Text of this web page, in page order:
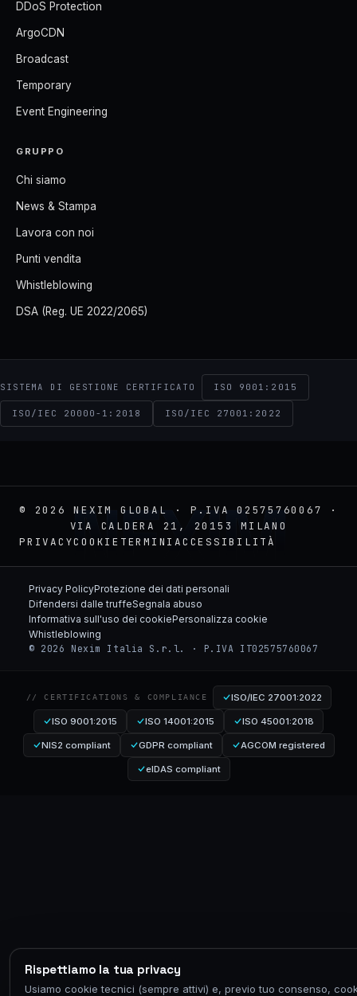
DDoS Protection
ArgoCDN
Broadcast
Temporary
Event Engineering
GRUPPO
Chi siamo
News & Stampa
Lavora con noi
Punti vendita
Whistleblowing
DSA (Reg. UE 2022/2065)
SISTEMA DI GESTIONE CERTIFICATO ISO 9001:2015
ISO/IEC 20000-1:2018 ISO/IEC 27001:2022
© 2026 NEXIM GLOBAL · P.IVA 02575760067 ·
VIA CALDERA 21, 20153 MILANO
PRIVACYCOOKIE TERMINI ACCESSIBILITÀ
NEXIM
Rispettiamo la tua privacy
Usiamo cookie tecnici (sempre attivi) e, previo tuo consenso,
Privacy PolicyProtezione dei dati personali
Difendersi dalle truffeSegnala abuso
Informativa sull'uso dei cookiePersonalizza cookie
Whistleblowing
© 2026 Nexim Italia S.r.l. · P.IVA IT02575760067
// CERTIFICATIONS & COMPLIANCE ISO/IEC 27001:2022
ISO 9001:2015 ISO 14001:2015 ISO 45001:2018
NIS2 compliant GDPR compliant AGCOM registered
eIDAS compliant